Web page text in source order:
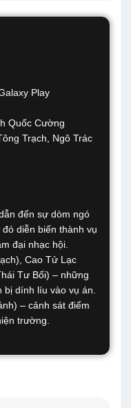
Play
Quốc Cường
Trạch, Ngô Trác
đến sự dòm ngó
diễn biến thành vụ
đại nhạc hội.
Cao Tử Lạc
Tư Bối) – những
dính líu vào vụ án.
– cảnh sát điểm
trường.